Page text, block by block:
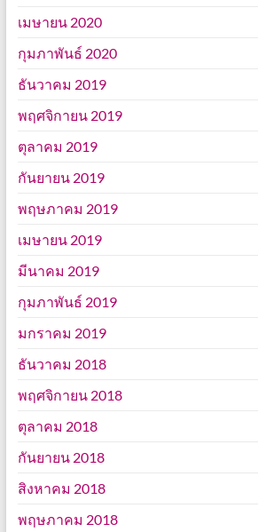
เมษายน 2020
กุมภาพันธ์ 2020
ธันวาคม 2019
พฤศจิกายน 2019
ตุลาคม 2019
กันยายน 2019
พฤษภาคม 2019
เมษายน 2019
มีนาคม 2019
กุมภาพันธ์ 2019
มกราคม 2019
ธันวาคม 2018
พฤศจิกายน 2018
ตุลาคม 2018
กันยายน 2018
สิงหาคม 2018
พฤษภาคม 2018